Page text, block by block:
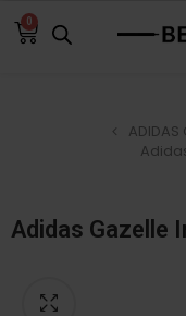
0
ADIDAS
Adidas Gazelle